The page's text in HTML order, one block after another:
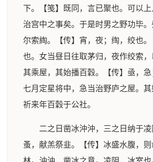
下。【笺】既同，言已聚也。可以上
治宫中之事矣。于是时男之野功毕
尔索綯。【传】宵，夜；绹，绞也
也。女当昼日往取茅归，夜作绞索
其乘屋，其始播百穀。【传】亟，急
七月定星将中，急当治野庐之屋。
祈来年百穀于公社。
二之日凿冰沖沖，三之日纳于
蚤，献羔祭韭。【传】冰盛水腹，